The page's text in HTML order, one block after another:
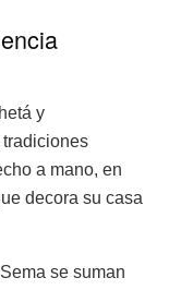
y
a mano, en
decora su casa
se suman